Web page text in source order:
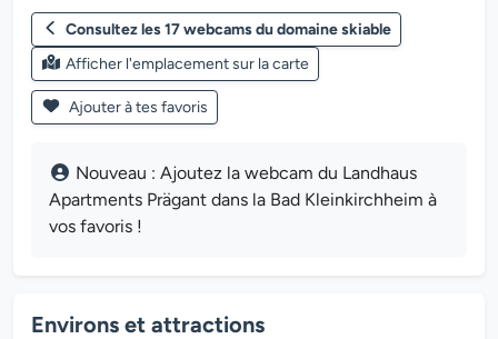
Consultez les 17 webcams du domaine skiable
Afficher l'emplacement sur la carte
Ajouter à tes favoris
Nouveau : Ajoutez la webcam du Landhaus
Apartments Prägant dans la Bad Kleinkirchheim à
vos favoris !
Environs et attractions